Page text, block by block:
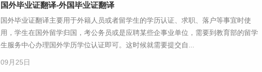
国外毕业证翻译-外国毕业证翻译
国外毕业证翻译主要用于外籍人员或者留学生的学历认证、求职、落户等事宜时使
用，学生在国外留学归国，考公务员或是应聘某些企事业单位，需要到教育部的留学
生服务中心办理国外学历学位认证即可。这时候就需要提交自...
09月25日